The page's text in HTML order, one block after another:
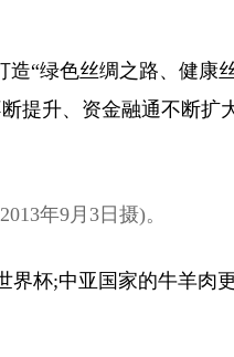
绿色丝绸之路、健康
提升、资金融通不断
年9月3日摄)。
;中亚国家的牛羊肉